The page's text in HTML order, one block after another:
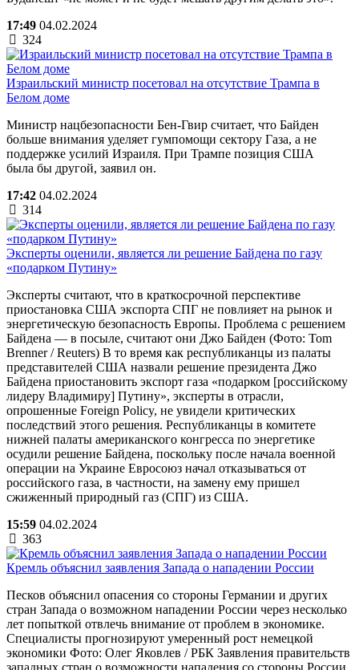
17:49 04.02.2024
324
Израильский министр посетовал на отсутствие Трампа в
Белом доме
Министр нацбезопасности Бен-Гвир считает, что Байден
больше внимания уделяет гумпомощи сектору Газа, а не
поддержке усилий Израиля. При Трампе позиция США
была бы другой, заявил он.
17:42 04.02.2024
314
Эксперты оценили, является ли решение Байдена по газу
«подарком Путину»
Эксперты считают, что в краткосрочной перспективе
приостановка США экспорта СПГ не повлияет на рынок и
энергетическую безопасность Европы. Проблема с решением
Байдена — в посыле, считают они Джо Байден (Фото: Tom
Brenner / Reuters) В то время как республиканцы из палаты
представителей США назвали решение президента Джо
Байдена приостановить экспорт газа «подарком [российскому
лидеру Владимиру] Путину», эксперты в отрасли,
опрошенные Foreign Policy, не увидели критических
последствий этого решения. Республиканцы в комитете
нижней палаты американского конгресса по энергетике
осудили решение Байдена, поскольку после начала военной
операции на Украине Евросоюз начал отказываться от
российского газа, в частности, на замену ему пришел
сжиженный природный газ (СПГ) из США.
15:59 04.02.2024
363
Кремль объяснил заявления Запада о нападении России
Песков объяснил опасения со стороны Германии и других
стран Запада о возможном нападении России через несколько
лет попыткой отвлечь внимание от проблем в экономике.
Специалисты прогнозируют умеренный рост немецкой
экономики Фото: Олег Яковлев / РБК Заявления правительств
западных стран о возможности нападения со стороны России